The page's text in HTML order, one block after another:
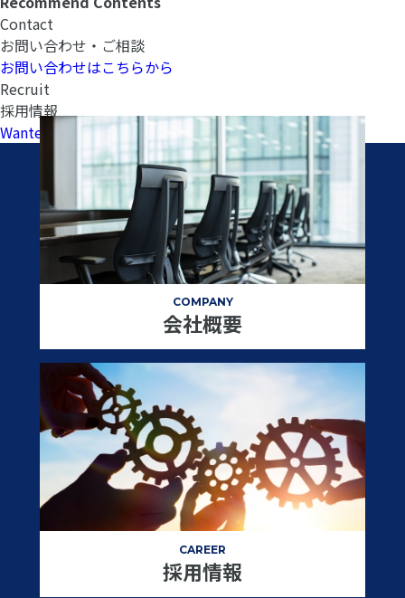
Contact
お問い合わせ・ご相談
お問い合わせはこちらから
Recruit
採用情報
Wantedlyへ
COMPANY
会社概要
CAREER
採用情報